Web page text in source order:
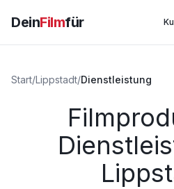
DeinFilmfür
Start/Lippstadt/Dienstleistung